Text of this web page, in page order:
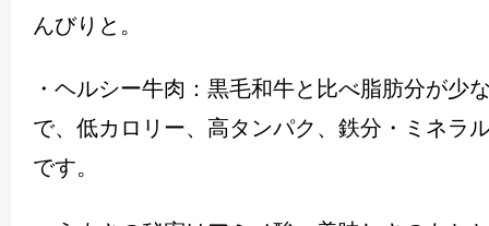
んびりと。
・ヘルシー牛肉：黒毛和牛と比べ脂肪分が少
で、低カロリー、高タンパク、鉄分・ミネラ
です。